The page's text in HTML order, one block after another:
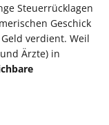
Steuerrücklagen
Geschick
verdient. Weil
Ärzte) in